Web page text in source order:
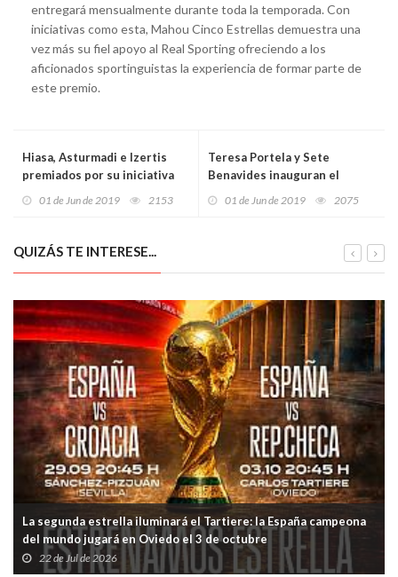
entregará mensualmente durante toda la temporada. Con
iniciativas como esta, Mahou Cinco Estrellas demuestra una
vez más su fiel apoyo al Real Sporting ofreciendo a los
aficionados sportinguistas la experiencia de formar parte de
este premio.
Hiasa, Asturmadi e Izertis
premiados por su iniciativa
01 de Jun de 2019 2153
Teresa Portela y Sete
Benavides inauguran el
01 de Jun de 2019 2075
QUIZÁS TE INTERESE...
La segunda estrella iluminará el Tartiere: la España campeona
del mundo jugará en Oviedo el 3 de octubre
22 de Jul de 2026